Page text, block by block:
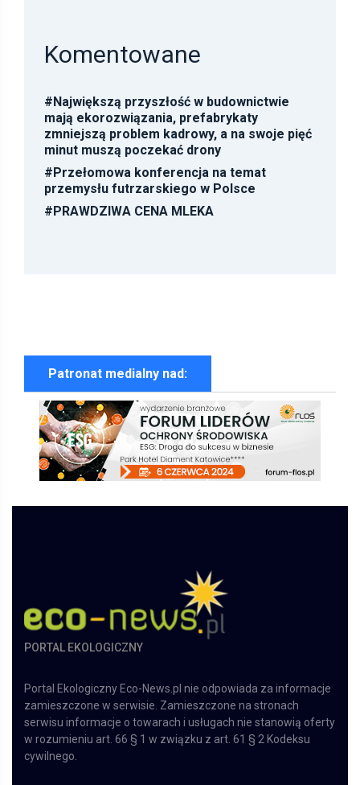
Komentowane
#Największą przyszłość w budownictwie
mają ekorozwiązania, prefabrykaty
zmniejszą problem kadrowy, a na swoje pięć
minut muszą poczekać drony
#Przełomowa konferencja na temat
przemysłu futrzarskiego w Polsce
#PRAWDZIWA CENA MLEKA
Patronat medialny nad:
PORTAL EKOLOGICZNY
Portal Ekologiczny Eco-News.pl nie odpowiada za informacje
zamieszczone w serwisie. Zamieszczone na stronach
serwisu informacje o towarach i usługach nie stanowią oferty
w rozumieniu art. 66 § 1 w związku z art. 61 § 2 Kodeksu
cywilnego.